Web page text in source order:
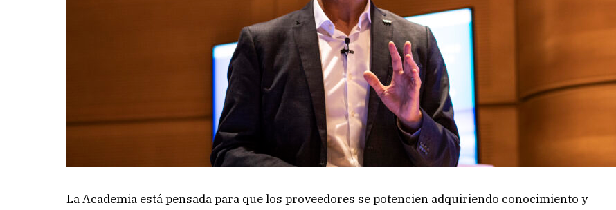
La Academia está pensada para que los proveedores se potencien adquiriendo conocimiento y